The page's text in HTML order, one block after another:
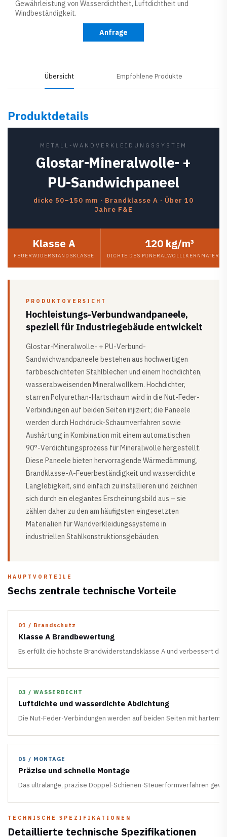
Gewährleistung von Wasserdichtheit, Luftdichtheit und
Windbeständigkeit.
Anfrage
Übersicht Empfohlene Produkte
Produktdetails
METALL-WANDVERKLEIDUNGSSYSTEM
Glostar-Mineralwolle- +
PU-Sandwichpaneel
dicke 50–150 mm · Brandklasse A · Über 10
Jahre F&E
Klasse A
FEUERWIDERSTANDSKLASSE
120 kg/m³
DICHTE DES
PRODUKTOVERSICHT
Hochleistungs-Verbundwandpaneele,
speziell für Industriegebäude entwickelt
Glostar-Mineralwolle- + PU-Verbund-
Sandwichwandpaneele bestehen aus hochwertigen
farbbeschichteten Stahlblechen und einem hochdichten,
wasserabweisenden Mineralwollkern. Hochdichter,
starren Polyurethan-Hartschaum wird in die Nut-Feder-
Verbindungen auf beiden Seiten injiziert; die Paneele
werden durch Hochdruck-Schaumverfahren sowie
Aushärtung in Kombination mit einem automatischen
90°-Verdichtungsprozess für Mineralwolle hergestellt.
Diese Paneele bieten hervorragende Wärmedämmung,
Brandklasse-A-Feuerbeständigkeit und wasserdichte
Langlebigkeit, sind einfach zu installieren und zeichnen
sich durch ein elegantes Erscheinungsbild aus – sie
zählen daher zu den am häufigsten eingesetzten
Materialien für Wandverkleidungssysteme in
industriellen Stahlkonstruktionsgebäuden.
HAUPTVORTEILE
Sechs zentrale technische Vorteile
01 / Brandschutz
Klasse A Brandbewertung
Es erfüllt die höchste Brandwiderstandsklasse A und verbessert
03 / WASSERDICHT
Luftdichte und wasserdichte Abdichtung
Die Nut-Feder-Verbindungen werden auf beiden Seiten mit hartem
05 / MONTAGE
Präzise und schnelle Montage
Das ultralange, präzise Doppel-Schienen-Steuerformverfahren
TECHNISCHE SPEZIFIKATIONEN
Detaillierte technische Spezifikationen